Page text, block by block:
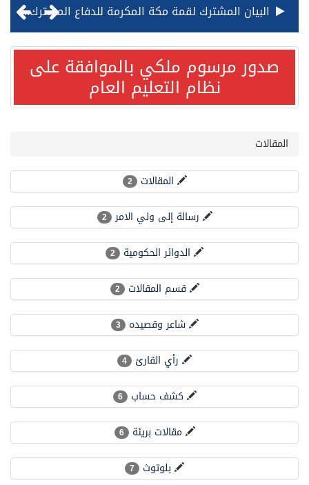
قيادة القوات المشتركة للتحالف: نفذنا عملية رد عسكري متناسبة لأهداف عسكرية مشروعة تابعة للمليشيا الحوثية الإرهابية في محافظة الحديدة
مصدر مسؤول بالهيئة العامة للنقل: استهداف السفينة السعودية NCC MASA خلال إبحارها في البحر الأحمر نتج عنه إصابة طفيفة في بدنها
وزارة الموارد البشرية والتنمية الاجتماعية تمدد مهلة تصحيح أوضاع رخص العمل حتى نهاية العام الحالي
سمو ولي العهد يتلقى اتصالًا هاتفيًا من رئيس الوزراء الباكستاني
الهيئة العامة للأمن الغذائي تكثف جهودها للحد من الفقد والهدر الغذائي خلال موسم حج 1447هـ
محافظ عفيف يؤدي صلاة عيد الأضحى
البيان المشترك لقمة مكة المكرمة للدفاع المشترك بين المملكة وتركيا وباكستان
صدور مرسوم ملكي بالموافقة على
نظام التعليم العام
المقالات
المقالات 2
رسالة إلى ولي الامر 2
الدوائر الحكومية 2
قسم المقالات 2
شاعر وقصيده 3
رأي القارئ 4
كشف حساب 6
مقالات بريئة 6
بلوتوث 7